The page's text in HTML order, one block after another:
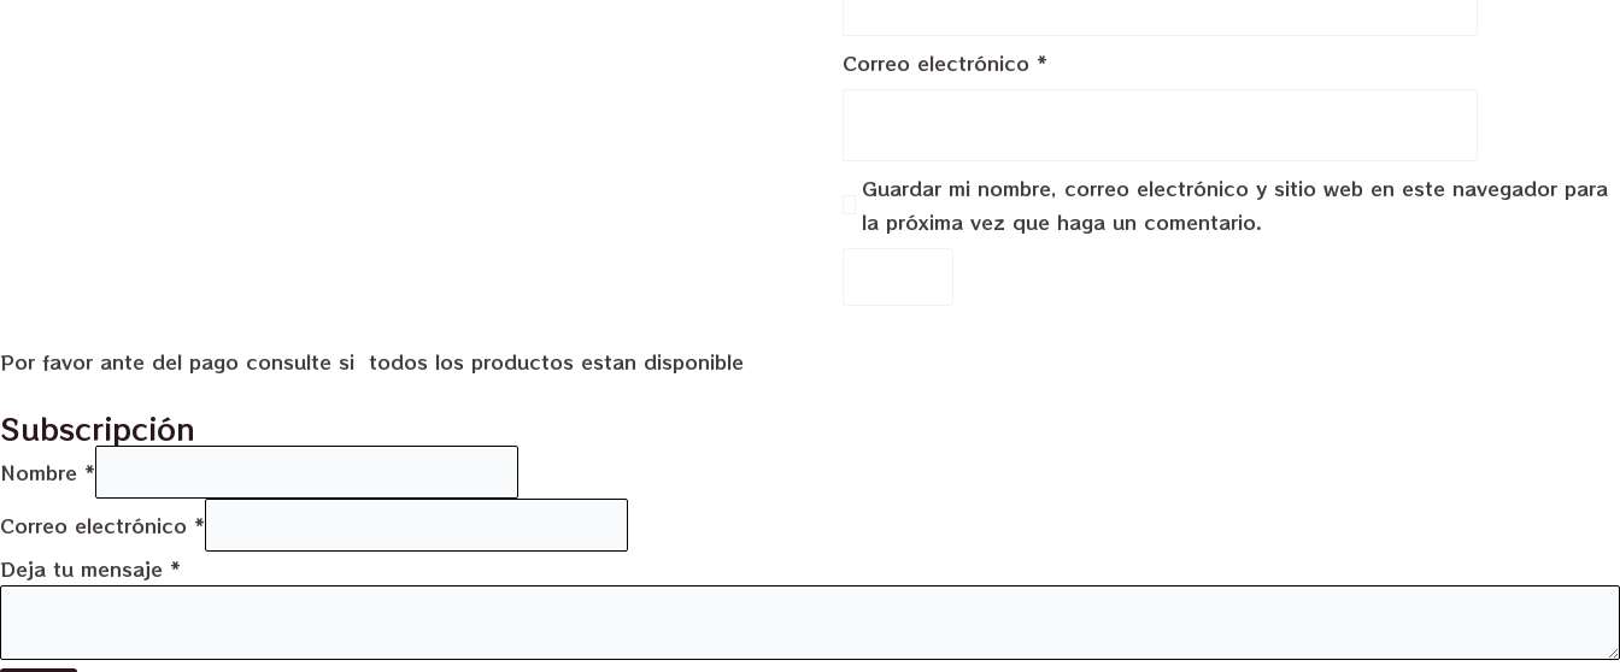
Correo electrónico *
Guardar mi nombre, correo electrónico y sitio web en este navegador para
la próxima vez que haga un comentario.
Por favor ante del pago consulte si todos los productos estan disponible
Subscripción
Nombre *
Correo electrónico *
Deja tu mensaje *